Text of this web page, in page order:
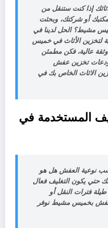
إذا كنت ستنقل من
أو شركتك، وبحثت
مشيط؟ الحل لدينا في
لتخزين الأثاث في خميس
عالية، فكن مطمئن
تخزين عفش
الاثاث الخاص بك في
المستخدمة في
نوعية العفش هل هو
حتي يكون التغليف فعال
فترات النقل أو
بخميس مشيط نوفر